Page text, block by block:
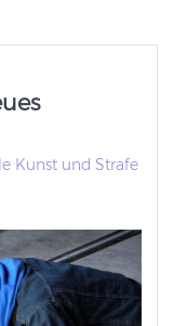
Kunst und Strafe